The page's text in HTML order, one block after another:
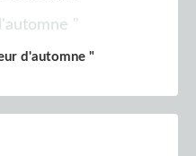
d'automne "